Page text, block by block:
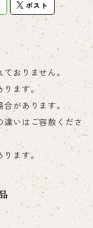
ポスト
ておりません。
ります。
があります。
違いはご容赦くださ
ります。